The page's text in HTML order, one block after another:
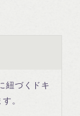
紐づくドキ
。